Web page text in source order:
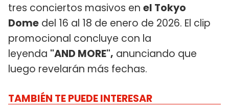
tres conciertos masivos en el Tokyo
Dome del 16 al 18 de enero de 2026. El clip
promocional concluye con la
leyenda "AND MORE", anunciando que
luego revelarán más fechas.
TAMBIÉN TE PUEDE INTERESAR